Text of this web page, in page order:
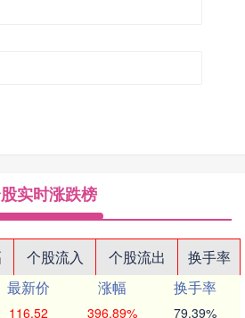
实时涨跌榜
个股流入 个股流出
换手率
最新价 涨幅
换手率
116.52 396.89% 79.39%